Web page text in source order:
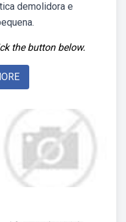
demolidora e
the button below.